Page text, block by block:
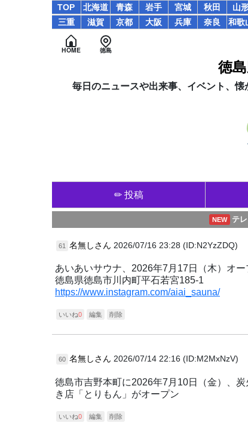
TOP 北海道 青森 岩手 宮城 秋田 山
三重
滋賀 京都 大阪 兵庫 奈良 和歌
HOME 徳島
徳
毎日のニュースや出来事、イベント、
✏ 投稿
NEW テ
61 名無しさん 2026/07/16 23:28 (ID:N2YzZDQ)
あいあいサウナ、2026年7月17日（木）オー
徳島県徳島市川内町平石若宮185-1
https://www.instagram.com/aiai_sauna/
いいね0 編集 削除
60 名無しさん 2026/07/14 22:16 (ID:M2MxNzV)
徳島市吉野本町に2026年7月10日（金）、
き店「とりもん」がオープン
いいね0 編集 削除